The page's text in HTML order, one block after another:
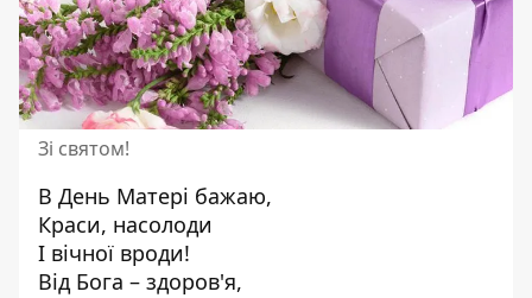
Зі святом!
В День Матері бажаю,
Краси, насолоди
І вічної вроди!
Від Бога – здоров'я,